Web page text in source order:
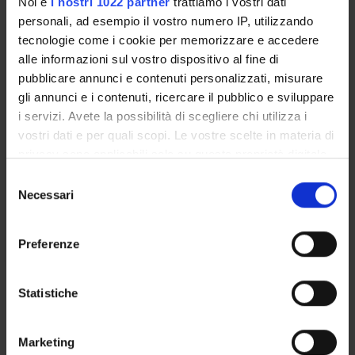
personali, ad esempio il vostro numero IP, utilizzando
tecnologie come i cookie per memorizzare e accedere
alle informazioni sul vostro dispositivo al fine di
pubblicare annunci e contenuti personalizzati, misurare
gli annunci e i contenuti, ricercare il pubblico e sviluppare
i servizi. Avete la possibilità di scegliere chi utilizza i
vostri dati e per quali scopi. Le vostre scelte in materia di
modificare o revocare il proprio consenso in qualsiasi
momento dalla Dichiarazione sui cookie o facendo clic
raccogliere informazioni sulla tua posizione
geografica, con un'approssimazione di qualche
Identificare il tuo dispositivo, scansionandolo
Necessari
Preferenze
Statistiche
Marketing
ISTOLOGIA
Crediti
1
Periodo
1 SEMESTRE PROFESSIONI SANITARIE
Raffaella Mariotti
Orario Lezioni
Obiettivi di apprendimento
normale nonché funzionale umana. MODULO: ISTOLOGIA Il